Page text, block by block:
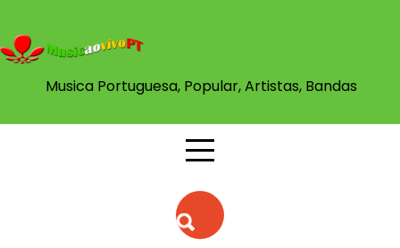
content
Musica Portuguesa, Popular, Artistas, Bandas